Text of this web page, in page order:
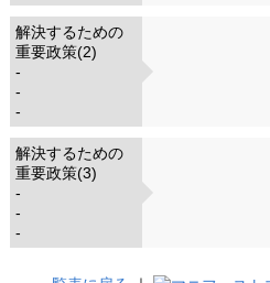
解決するための
重要政策(2)
-
-
-
解決するための
重要政策(3)
-
-
-